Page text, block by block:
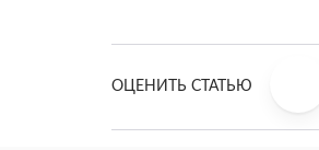
ОЦЕНИТЬ СТАТЬЮ